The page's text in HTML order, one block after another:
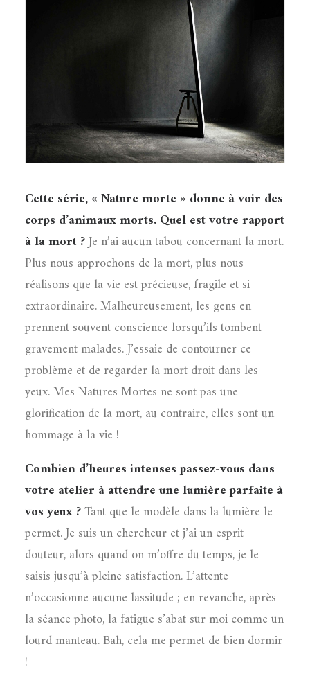
Cette série, « Nature morte » donne à voir des
corps d’animaux morts. Quel est votre rapport
à la mort ?Je n’ai aucun tabou concernant la mort.
Plus nous approchons de la mort, plus nous
réalisons que la vie est précieuse, fragile et si
extraordinaire. Malheureusement, les gens en
prennent souvent conscience lorsqu’ils tombent
gravement malades. J’essaie de contourner ce
problème et de regarder la mort droit dans les
yeux. Mes Natures Mortes ne sont pas une
glorification de la mort, au contraire, elles sont un
hommage à la vie !
Combien d’heures intenses passez-vous dans
votre atelier à attendre une lumière parfaite à
vos yeux ?Tant que le modèle dans la lumière le
permet. Je suis un chercheur et j’ai un esprit
douteur, alors quand on m’offre du temps, je le
saisis jusqu’à pleine satisfaction. L’attente
n’occasionne aucune lassitude ; en revanche, après
la séance photo, la fatigue s’abat sur moi comme un
lourd manteau. Bah, cela me permet de bien dormir
!